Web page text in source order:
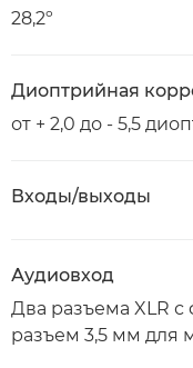
28,2º
Диоптрийная
от + 2,0 до - 5,5
Входы/выходы
Аудиовход
Два разъема XLR
разъем 3,5 мм для